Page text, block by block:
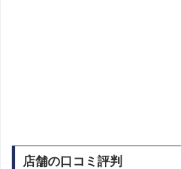
店舗の口コミ評判